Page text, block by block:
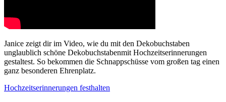
Janice zeigt dir im Video, wie du mit den Dekobuchstaben
unglaublich schöne Dekobuchstabenmit Hochzeitserinnerungen
gestaltest. So bekommen die Schnappschüsse vom großen tag einen
ganz besonderen Ehrenplatz.
Hochzeitserinnerungen festhalten